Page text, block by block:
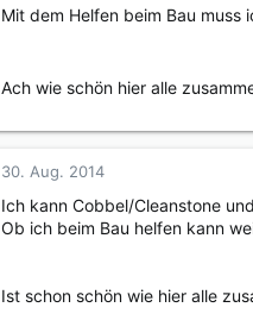
Mit dem Helfen beim Bau
Ach wie schön hier alle
30. Aug. 2014
Ich kann Cobbel/Cleanstone
Ob ich beim Bau helfen kann
Ist schon schön wie hier alle